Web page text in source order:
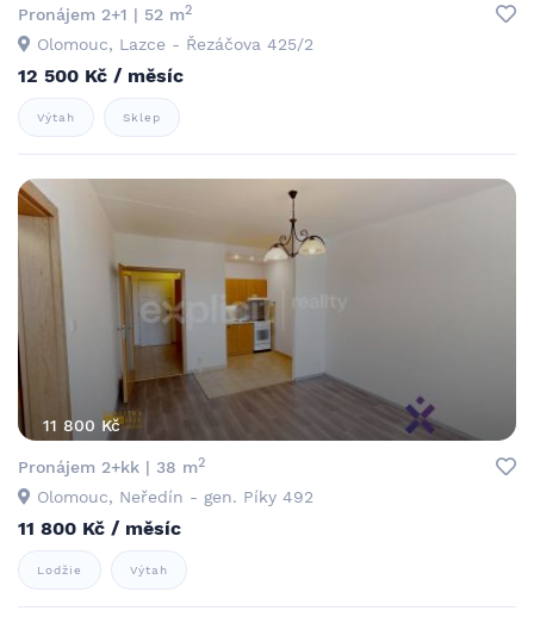
Pronájem 2+1 | 52 m2
Olomouc, Lazce - Řezáčova 425/2
12 500 Kč / měsíc
Výtah Sklep
11 800 Kč
Pronájem 2+kk | 38 m2
Olomouc, Neředín - gen. Píky 492
11 800 Kč / měsíc
Lodžie Výtah